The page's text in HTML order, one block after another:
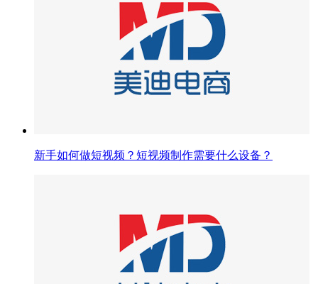
新手如何做短视频？短视频制作需要什么设备？